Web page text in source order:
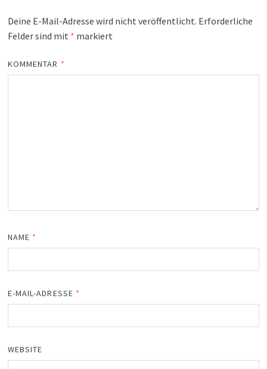
Deine E-Mail-Adresse wird nicht veröffentlicht. Erforderliche
Felder sind mit * markiert
KOMMENTAR *
NAME *
E-MAIL-ADRESSE *
WEBSITE